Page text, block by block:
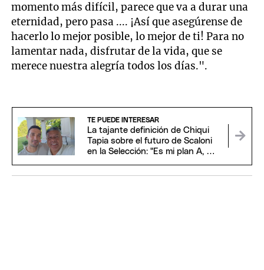
momento más difícil, parece que va a durar una
eternidad, pero pasa .... ¡Así que asegúrense de
hacerlo lo mejor posible, lo mejor de ti! Para no
lamentar nada, disfrutar de la vida, que se
merece nuestra alegría todos los días.".
TE PUEDE INTERESAR
La tajante definición de Chiqui
Tapia sobre el futuro de Scaloni
en la Selección: "Es mi plan A, B y